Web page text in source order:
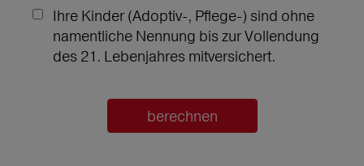
Ihre Kinder (Adoptiv-, Pflege-) sind ohne
namentliche Nennung bis zur Vollendung
des 21. Lebenjahres mitversichert.
berechnen